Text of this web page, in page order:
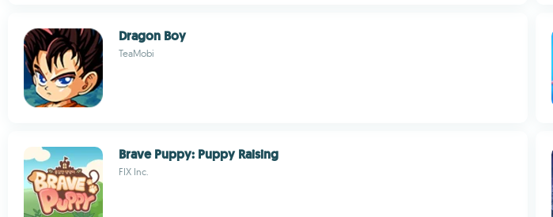
Dragon Boy
TeaMobi
Brave Puppy: Puppy Raising
FIX Inc.